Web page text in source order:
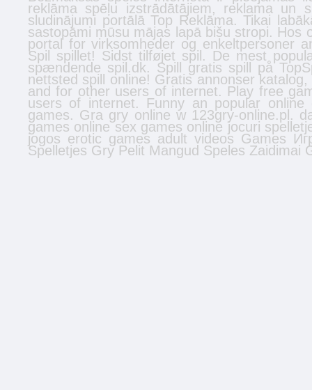
reklāma spēļu izstrādātājiem, reklama un
sludinājumi portālā Top Reklāma. Tikai
sastopāmi mūsu mājas lapā bišu stropi. Hos
portal for virksomheder og enkeltpersoner
Spil spillet! Sidst tilføjet spil . De mest
spændende spil.dk. Spill gratis spill på
nettsted spill online! Gratis annonser katalog,
and for other users of internet. Play free
users of internet. Funny an popular
games. Gra gry online w 123gry-online.pl.
games online sex games online jocuri
jogos erotic games adult videos Games
Spelletjes Gry Pelit Mangud Speles Zaidimai